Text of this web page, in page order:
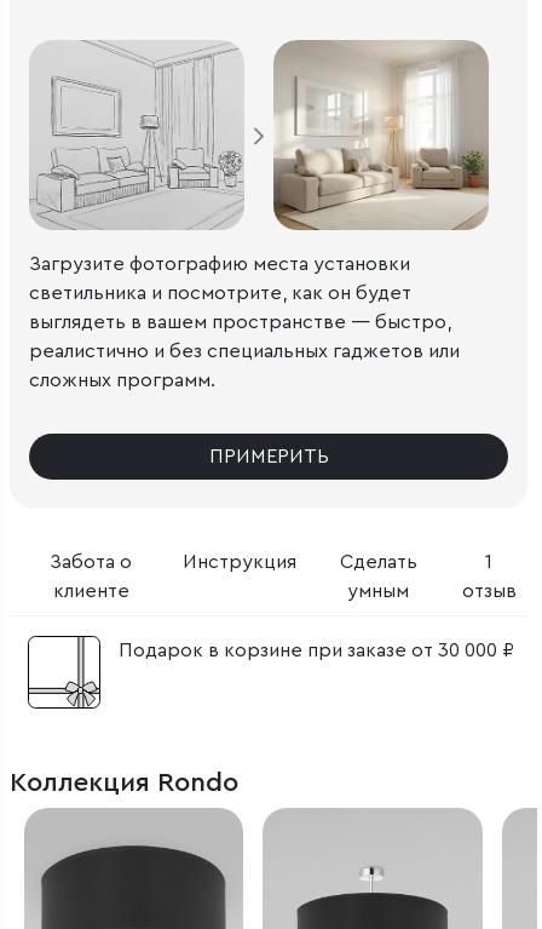
Забота о
клиенте
Инструкция
Сделать
умным
1
отзыв
Подарок в корзине при заказе от 30 000 ₽
Загрузите фотографию места установки
светильника и посмотрите, как он будет
выглядеть в вашем пространстве — быстро,
реалистично и без специальных гаджетов или
сложных программ.
ПРИМЕРИТЬ
Коллекция Rondo